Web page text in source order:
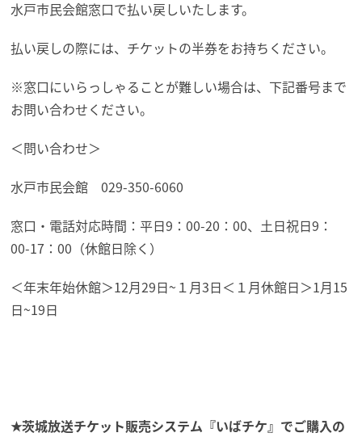
水戸市民会館窓口で払い戻しいたします。
払い戻しの際には、チケットの半券をお持ちください。
※窓口にいらっしゃることが難しい場合は、下記番号まで
お問い合わせください。
＜問い合わせ＞
水戸市民会館 029-350-6060
窓口・電話対応時間：平日9：00-20：00、土日祝日9：
00-17：00（休館日除く）
＜年末年始休館＞12月29日~１月3日＜１月休館日＞1月15
日~19日
★茨城放送チケット販売システム『いばチケ』でご購入の